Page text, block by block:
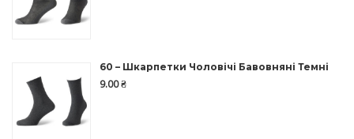
60 – Шкарпетки Чоловічі Бавовняні Темні
9.00₴